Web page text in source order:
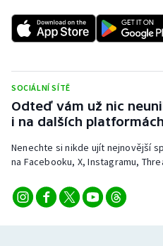
SOCIÁLNÍ SÍTĚ
Odteď vám už nic
i na dalších
Nenechte si nikde ujít nejnovější
na Facebooku, X, Instagramu,